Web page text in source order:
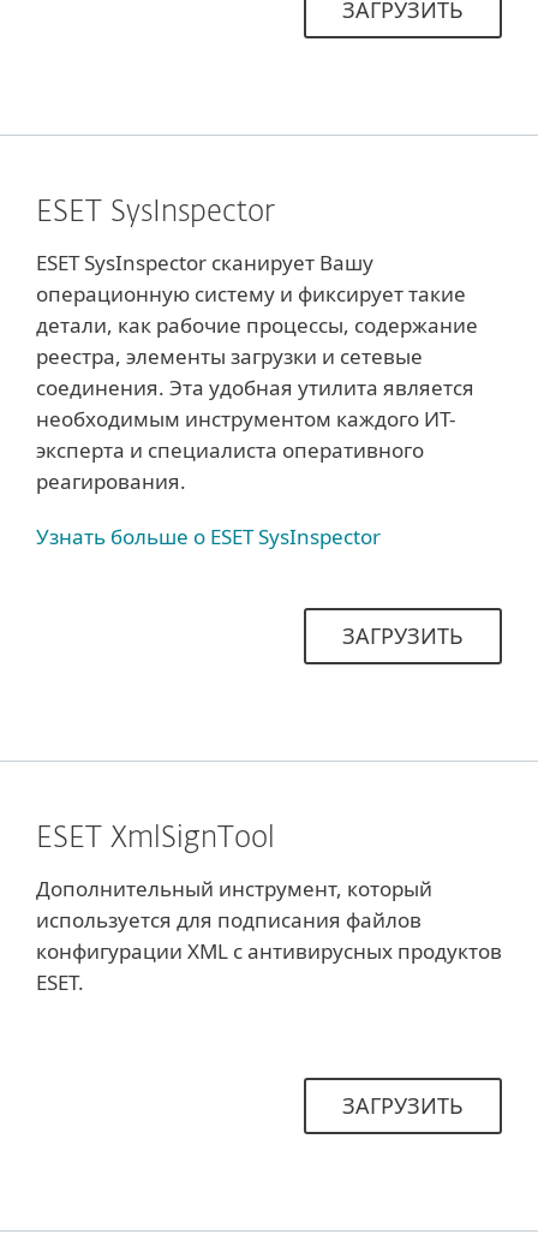
ЗАГРУЗИТЬ
ESET SysInspector
ESET SysInspector сканирует Вашу
операционную систему и фиксирует такие
детали, как рабочие процессы, содержание
реестра, элементы загрузки и сетевые
соединения. Эта удобная утилита является
необходимым инструментом каждого ИТ-
эксперта и специалиста оперативного
реагирования.
Узнать больше о ESET SysInspector
ЗАГРУЗИТЬ
ESET XmlSignTool
Дополнительный инструмент, который
используется для подписания файлов
конфигурации XML с антивирусных продуктов
ESET.
ЗАГРУЗИТЬ